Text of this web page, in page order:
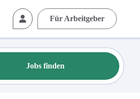
Für Arbeitgeber
Jobs finden